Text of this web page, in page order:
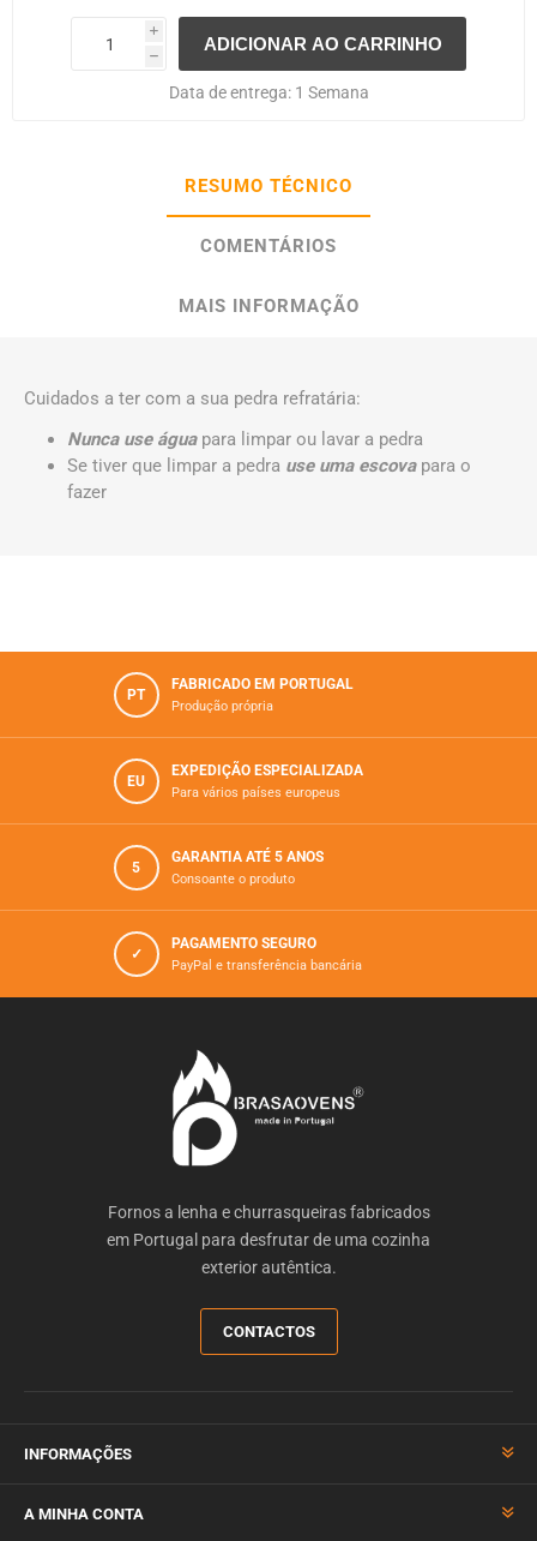
i
h
Data de entrega: 1 Semana
RESUMO TÉCNICO
COMENTÁRIOS
MAIS INFORMAÇÃO
Cuidados a ter com a sua pedra refratária:
Nunca use águapara limpar ou lavar a pedra
Se tiver que limpar a pedra use uma escovapara o
fazer
PT
FABRICADO EM PORTUGAL
Produção própria
EU
EXPEDIÇÃO ESPECIALIZADA
Para vários paí­ses europeus
5
GARANTIA ATÉ 5 ANOS
Consoante o produto
✓
PAGAMENTO SEGURO
PayPal e transferência bancária
Fornos a lenha e churrasqueiras fabricados
em Portugal para desfrutar de uma cozinha
exterior autêntica.
CONTACTOS
INFORMAÇÕES
A MINHA CONTA